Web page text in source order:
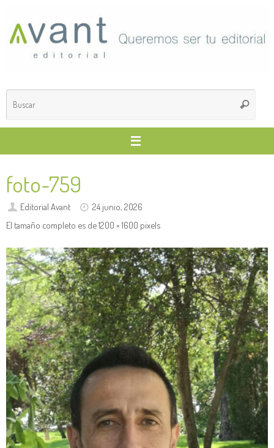
contenido
Buscar
foto-759
Editorial Avant
24 junio, 2026
El tamaño completo es de1200 × 1600 pixels